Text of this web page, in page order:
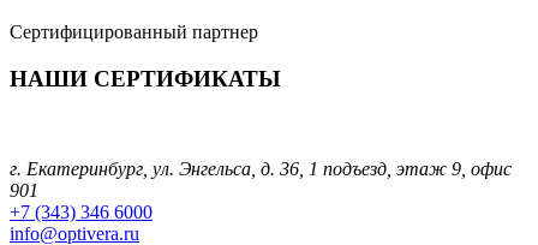
Сертифицированный партнер
НАШИ СЕРТИФИКАТЫ
г. Екатеринбург, ул. Энгельса, д. 36, 1 подъезд, этаж 9, офис
901
+7 (343) 346 6000
info@optivera.ru